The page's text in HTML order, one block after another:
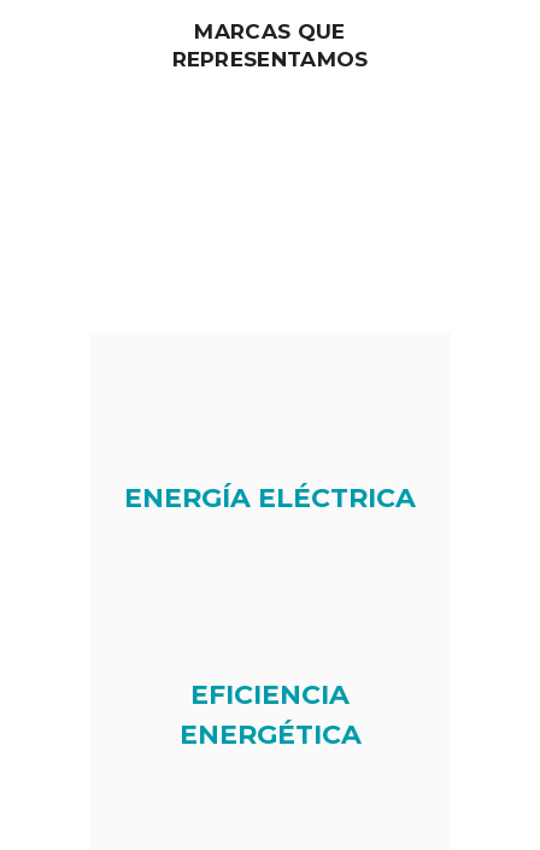
MARCAS QUE
REPRESENTAMOS
ENERGÍA ELÉCTRICA
EFICIENCIA
ENERGÉTICA